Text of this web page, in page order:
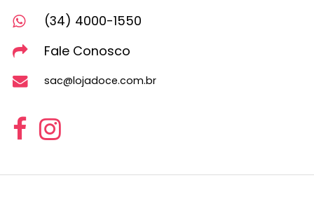
(34) 4000-1550
Fale Conosco
sac@lojadoce.com.br